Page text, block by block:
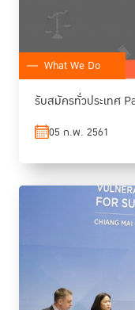
What We Do
รับสมัครทั่วประเทศ
05 ก.พ. 2561